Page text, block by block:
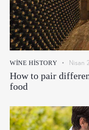
WINE HISTORY Nisan
How to pair
food